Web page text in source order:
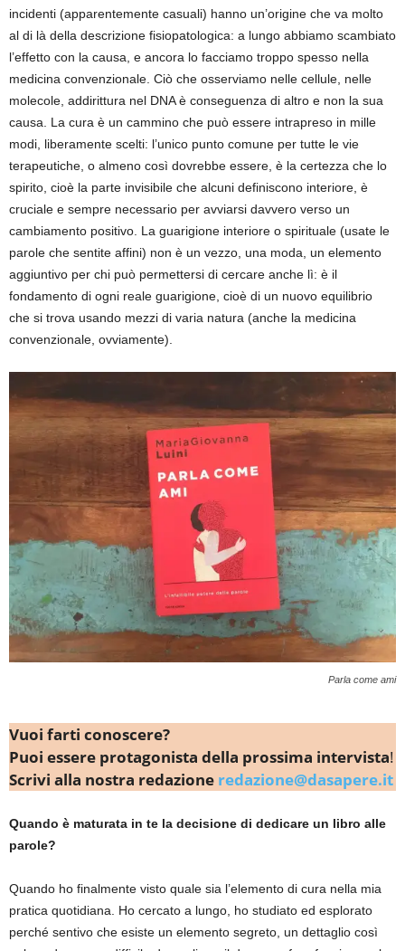
incidenti (apparentemente casuali) hanno un’origine che va molto
al di là della descrizione fisiopatologica: a lungo abbiamo scambiato
l’effetto con la causa, e ancora lo facciamo troppo spesso nella
medicina convenzionale. Ciò che osserviamo nelle cellule, nelle
molecole, addirittura nel DNA è conseguenza di altro e non la sua
causa. La cura è un cammino che può essere intrapreso in mille
modi, liberamente scelti: l’unico punto comune per tutte le vie
terapeutiche, o almeno così dovrebbe essere, è la certezza che lo
spirito, cioè la parte invisibile che alcuni definiscono interiore, è
cruciale e sempre necessario per avviarsi davvero verso un
cambiamento positivo. La guarigione interiore o spirituale (usate le
parole che sentite affini) non è un vezzo, una moda, un elemento
aggiuntivo per chi può permettersi di cercare anche lì: è il
fondamento di ogni reale guarigione, cioè di un nuovo equilibrio
che si trova usando mezzi di varia natura (anche la medicina
convenzionale, ovviamente).
Parla come ami
Vuoi farti conoscere?
Puoi essere protagonista della prossima intervista!
Scrivi alla nostra redazione redazione@dasapere.it
Quando è maturata in te la decisione di dedicare un libro alle
parole?
Quando ho finalmente visto quale sia l’elemento di cura nella mia
pratica quotidiana. Ho cercato a lungo, ho studiato ed esplorato
perché sentivo che esiste un elemento segreto, un dettaglio così